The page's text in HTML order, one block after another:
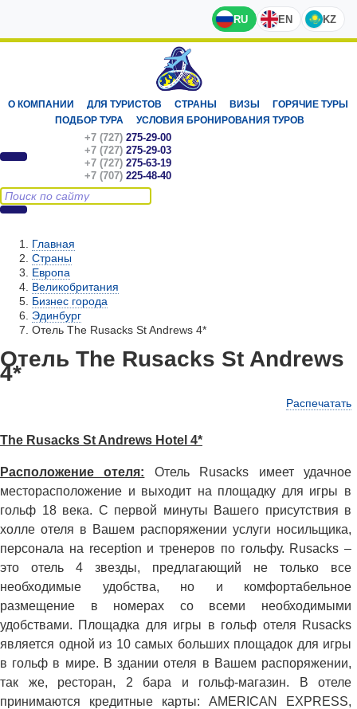
RU EN KZ
О КОМПАНИИ ДЛЯ ТУРИСТОВ СТРАНЫ ВИЗЫ
ГОРЯЧИЕ ТУРЫ
ПОДБОР ТУРА
УСЛОВИЯ БРОНИРОВАНИЯ ТУРОВ
+7 (727) 275-29-00
+7 (727) 275-29-03
+7 (727) 275-63-19
+7 (707) 225-48-40
Главная
Страны
Европа
Великобритания
Бизнес города
Эдинбург
Отель The Rusacks St Andrews 4*
Отель The Rusacks St Andrews
4*
Распечатать
The Rusacks St Andrews Hotel 4*
Расположение отеля: Отель Rusacks имеет удачное
месторасположение и выходит на площадку для игры в
гольф 18 века. С первой минуты Вашего присутствия в
холле отеля в Вашем распоряжении услуги носильщика,
персонала на reception и тренеров по гольфу. Rusacks –
это отель 4 звезды, предлагающий не только все
необходимые удобства, но и комфортабельное
размещение в номерах со всеми необходимыми
удобствами. Площадка для игры в гольф отеля Rusacks
является одной из 10 самых больших площадок для игры
в гольф в мире. В здании отеля в Вашем распоряжении,
так же, ресторан, 2 бара и гольф-магазин. В отеле
принимаются кредитные карты: AMERICAN EXPRESS,